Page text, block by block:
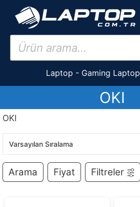
İçeriğe
Products
search
Laptop - Gaming Laptop
OKI
OKI
Arama Fiyat Filtreler